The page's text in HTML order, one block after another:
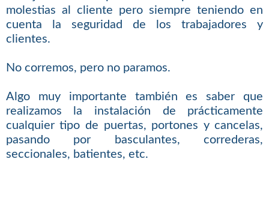
molestias al cliente pero siempre teniendo en
cuenta la seguridad de los trabajadores y
clientes.
No corremos, pero no paramos.
Algo muy importante también es saber que
realizamos la instalación de prácticamente
cualquier tipo de puertas, portones y cancelas,
pasando por basculantes, correderas,
seccionales, batientes, etc.